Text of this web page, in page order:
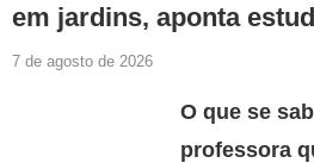
em jardins, aponta
7 de agosto de 2026
O que se
professora